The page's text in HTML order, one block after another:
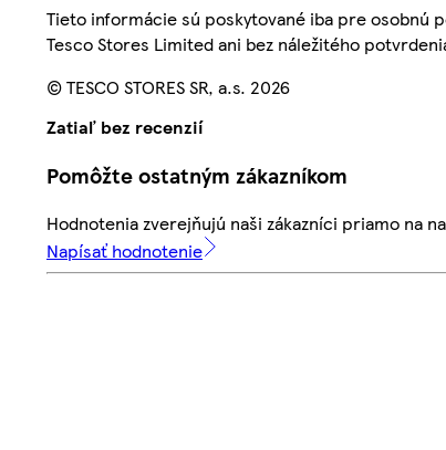
Tieto informácie sú poskytované iba pre osobnú
Tesco Stores Limited ani bez náležitého
© TESCO STORES SR, a.s. 2026
Zatiaľ bez recenzií
Pomôžte ostatným zákazníkom
Hodnotenia zverejňujú naši zákazníci priamo na
Napísať hodnotenie